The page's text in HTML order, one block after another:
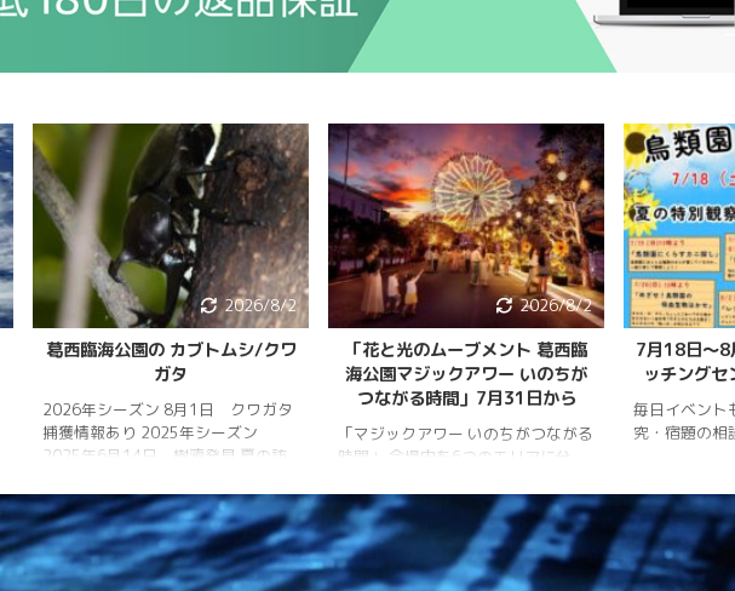
2026/8/2
葛西臨海公園の カブトムシ/クワ
ガタ
2026年シーズン 8月1日 クワガタ
捕獲情報あり 2025年シーズン
2025年6月14日 樹液発見 夏の訪
く、樹液の出方は低調。新水族園の
建設の影響もあってか、カブトム
シ・クワガタの確認情報はかなり減
りましたが、カブトムシ・ノコギリ
2026/8/2
「花と光のムーブメント 葛西臨
海公園マジックアワー いのちが
つながる時間」7月31日から
「マジックアワー いのちがつながる
時間」 会場内を6つのエリアに分
る空の色彩をイメージしたライトア
ップを展開。ライトアップの点灯時
間は18時～20時30分。 「フォト
スポット」（ひまわり畑内） 噴水
7月18日〜8
ッチングセ
毎日イベン
究・宿題の相